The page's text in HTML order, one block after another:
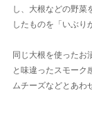
し、大根などの野菜
したものを「いぶり
同じ大根を使ったお
と味違ったスモーク
ムチーズなどとあわ